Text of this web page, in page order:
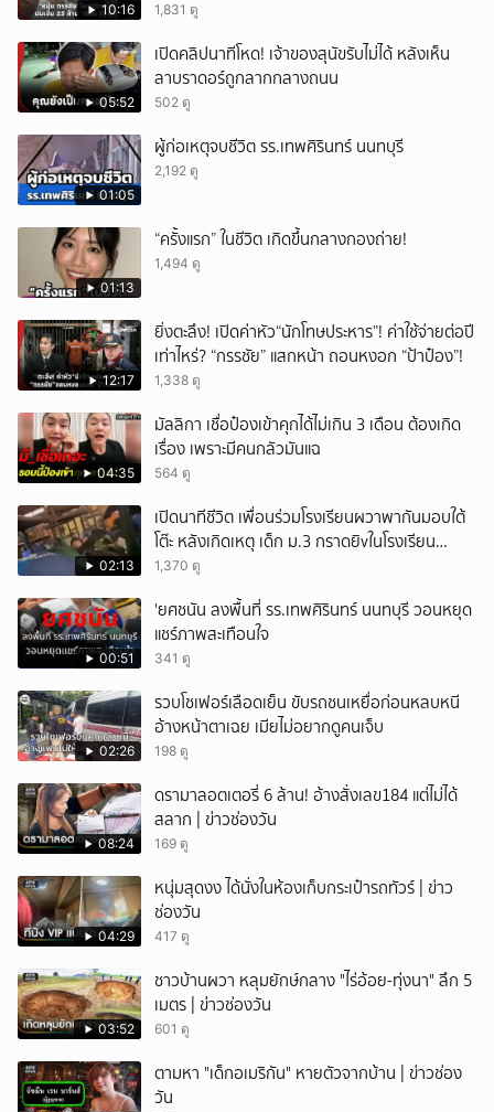
10:16 1,831 ดู
05:52
เปิดคลิปนาทีโหด! เจ้าของสุนัขรับไม่ได้ หลังเห็น
ลาบราดอร์ถูกลากกลางถนน
502 ดู
01:05
ผู้ก่อเหตุจบชีวิต รร.เทพศิรินทร์ นนทบุรี
2,192 ดู
01:13
“ครั้งแรก” ในชีวิต เกิดขึ้นกลางกองถ่าย!
1,494 ดู
12:17
ยิ่งตะลึง! เปิดค่าหัว“นักโทษประหาร”! ค่าใช้จ่ายต่อปี
เท่าไหร่? “กรรชัย” แสกหน้า ถอนหงอก “ป้าป๋อง”!
1,338 ดู
04:35
มัลลิกา เชื่อป๋องเข้าคุกได้ไม่เกิน 3 เดือน ต้องเกิด
เรื่อง เพราะมีคนกลัวมันแฉ
564 ดู
02:13
เปิดนาทีชีวิต เพื่อนร่วมโรงเรียนผวาพากันมอบใต้
โต๊ะ หลังเกิดเหตุ เด็ก ม.3 กราดยิvในโรงเรียน
เทพศิรินทร์นนท์ แบบไม่เลือกหน้า เสียงปืนดังสนั่น
1,370 ดู
00:51
'ยศชนัน ลงพื้นที่ รร.เทพศิรินทร์ นนทบุรี วอนหยุด
แชร์ภาพสะเทือนใจ
341 ดู
02:26
รวบโชเฟอร์เลือดเย็น ขับรถชนเหยื่อก่อนหลบหนี
อ้างหน้าตาเฉย เมียไม่อยากดูคนเจ็บ
198 ดู
08:24
ดรามาลอตเตอรี่ 6 ล้าน! อ้างสั่งเลข184 แต่ไม่ได้
สลาก | ข่าวช่องวัน
169 ดู
04:29
หนุ่มสุดงง ได้นั่งในห้องเก็บกระเป๋ารถทัวร์ | ข่าว
ช่องวัน
417 ดู
03:52
ชาวบ้านผวา หลุมยักษ์กลาง "ไร่อ้อย-ทุ่งนา" ลึก 5
เมตร | ข่าวช่องวัน
601 ดู
ตามหา "เด็กอเมริกัน" หายตัวจากบ้าน | ข่าวช่อง
วัน